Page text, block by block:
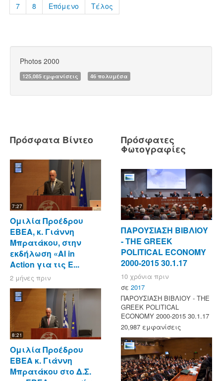
7 8 Επόμενο Τέλος
Photos 2000
125,085 εμφανίσεις 46 πολυμέσα
Πρόσφατα Βίντεο
7:27
Ομιλία Προέδρου
ΕΒΕΑ, κ. Γιάννη
Μπρατάκου, στην
εκδήλωση «AI in
Action για τις Ε...
2 μήνες πριν
8:21
Ομιλία Προέδρου
ΕΒΕΑ κ. Γιάννη
Μπρατάκου στο Δ.Σ.
Πρόσφατες
Φωτογραφίες
ΠΑΡΟΥΣΙΑΣΗ ΒΙΒΛΙΟΥ
- ΤΗΕ GREEK
POLITICAL ECONOMY
2000-2015 30.1.17
10 χρόνια πριν
σε 2017
ΠΑΡΟΥΣΙΑΣΗ ΒΙΒΛΙΟΥ - ΤΗΕ
GREEK POLITICAL
ECONOMY 2000-2015 30.1.17
20,987 εμφανίσεις